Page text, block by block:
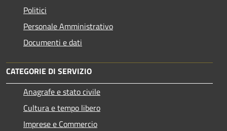
Politici
Personale Amministrativo
Documenti e dati
CATEGORIE DI SERVIZIO
Anagrafe e stato civile
Cultura e tempo libero
Imprese e Commercio